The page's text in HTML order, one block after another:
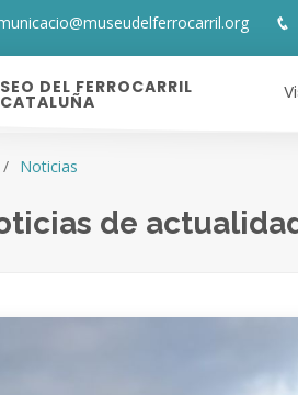
DEL FERROCARRIL
Noticias
de